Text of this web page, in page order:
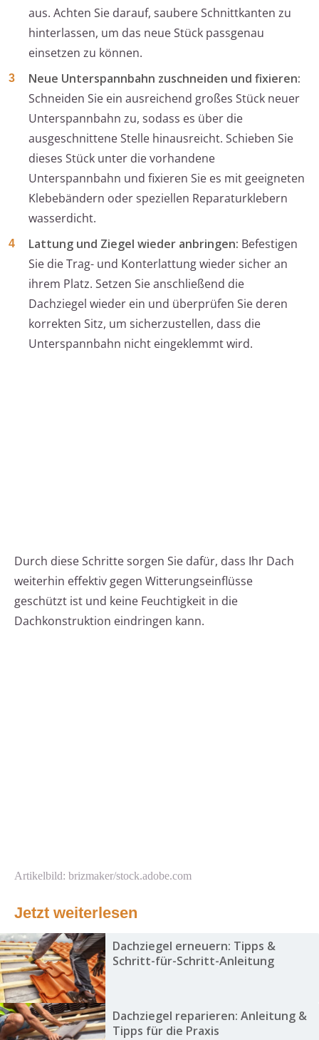
aus. Achten Sie darauf, saubere Schnittkanten zu
hinterlassen, um das neue Stück passgenau
einsetzen zu können.
Neue Unterspannbahn zuschneiden und fixieren:
Schneiden Sie ein ausreichend großes Stück neuer
Unterspannbahn zu, sodass es über die
ausgeschnittene Stelle hinausreicht. Schieben Sie
dieses Stück unter die vorhandene
Unterspannbahn und fixieren Sie es mit geeigneten
Klebebändern oder speziellen Reparaturklebern
wasserdicht.
Lattung und Ziegel wieder anbringen: Befestigen
Sie die Trag- und Konterlattung wieder sicher an
ihrem Platz. Setzen Sie anschließend die
Dachziegel wieder ein und überprüfen Sie deren
korrekten Sitz, um sicherzustellen, dass die
Unterspannbahn nicht eingeklemmt wird.
Durch diese Schritte sorgen Sie dafür, dass Ihr Dach
weiterhin effektiv gegen Witterungseinflüsse
geschützt ist und keine Feuchtigkeit in die
Dachkonstruktion eindringen kann.
Artikelbild: brizmaker/stock.adobe.com
Jetzt weiterlesen
Dachziegel erneuern: Tipps &
Schritt-für-Schritt-Anleitung
Dachziegel reparieren: Anleitung &
Tipps für die Praxis